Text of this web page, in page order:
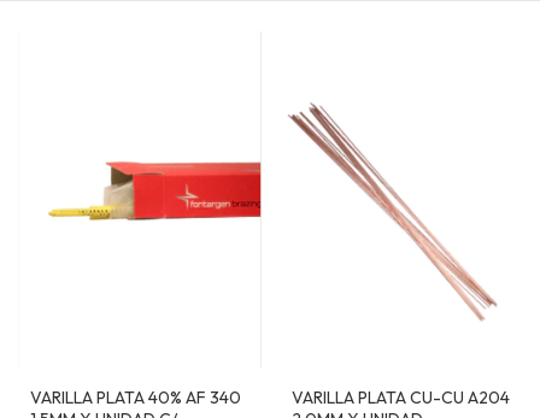
VARILLA PLATA 40% AF 340
VARILLA PLATA CU-CU A204